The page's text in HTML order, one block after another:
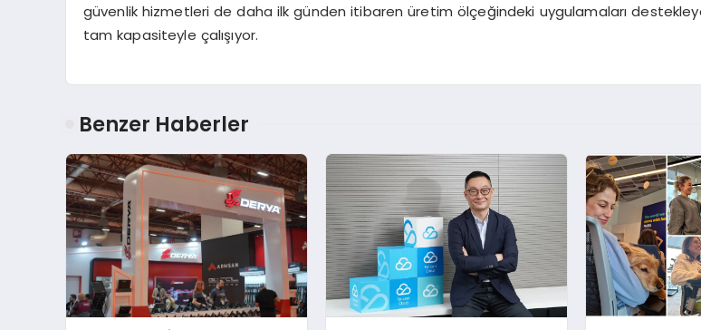
güvenlik hizmetleri de daha ilk günden itibaren üretim ölçeğindeki uygulamaları
tam kapasiteyle çalışıyor.
Benzer Haberler